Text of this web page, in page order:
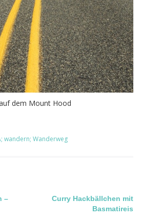
dem Mount Hood
wandern; Wanderweg
–
Curry Hackbällchen mit
Basmatireis